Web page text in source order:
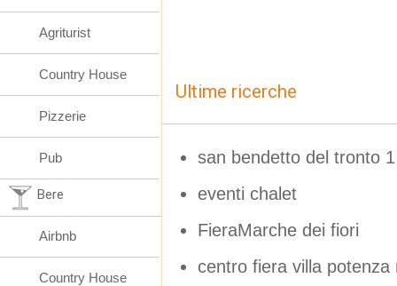
Ultime ricerche
san bendetto del tronto
eventi chalet
FieraMarche dei fiori
centro fiera villa
Agriturist
Country House
Pizzerie
Pub
Bere
Airbnb
Country House